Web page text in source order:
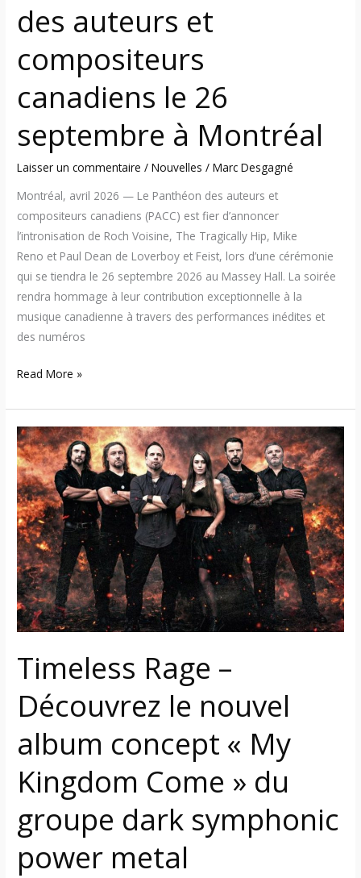
des auteurs et
compositeurs
canadiens le 26
septembre à Montréal
Laisser un commentaire /Nouvelles /Marc Desgagné
Montréal, avril 2026 — Le Panthéon des auteurs et
compositeurs canadiens (PACC) est fier d’annoncer
l’intronisation de Roch Voisine, The Tragically Hip, Mike
Reno et Paul Dean de Loverboy et Feist, lors d’une cérémonie
qui se tiendra le 26 septembre 2026 au Massey Hall. La soirée
rendra hommage à leur contribution exceptionnelle à la
musique canadienne à travers des performances inédites et
des numéros
Montréal
Read More »
Timeless Rage –
Découvrez le nouvel
album concept « My
Kingdom Come » du
groupe dark symphonic
power metal
Timeless
Rage
–
Découvrez
le
nouvel
album
concept
« My
Kingdom
Come »
du
groupe
dark
symphonic
power
metal